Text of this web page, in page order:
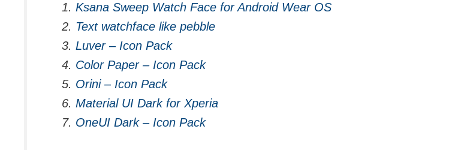
Ksana Sweep Watch Face for Android Wear OS
Text watchface like pebble
Luver – Icon Pack
Color Paper – Icon Pack
Orini – Icon Pack
Material UI Dark for Xperia
OneUI Dark – Icon Pack